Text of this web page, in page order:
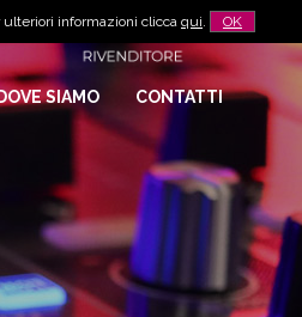
informazioni clicca qui. OK
SIAMO CONTATTI